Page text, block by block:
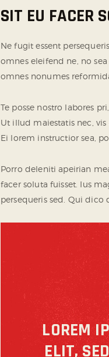
SIT EU FACER
Ne fugit essent
omnes eleifend ne, no
omnes nonumes
Te posse nostro labores
Ut illud maiestatis nec, vis
Ei lorem instructior sea,
Porro deleniti apeirian
facer soluta fuisset. Ius
persequeris sed. Qui dico
LOREM
ELIT,